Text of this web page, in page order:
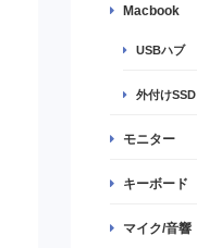
Macbook
USBハブ
外付けSSD
モニター
キーボード
マイク/音響